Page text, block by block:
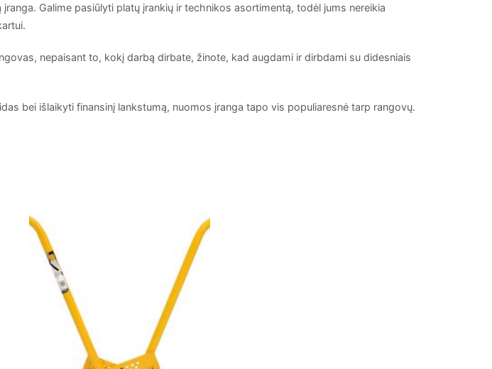
Galime pasiūlyti platų įrankių ir technikos asortimentą, todėl jums nereikia
nepaisant to, kokį darbą dirbate, žinote, kad augdami ir dirbdami su didesniais
bei išlaikyti finansinį lankstumą, nuomos įranga tapo vis populiaresnė tarp rangovų.